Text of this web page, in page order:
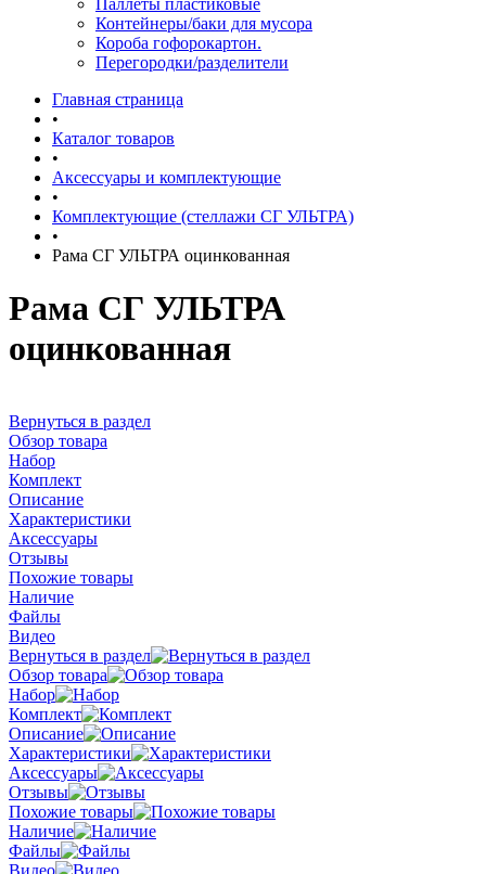
Паллеты пластиковые
Контейнеры/баки для мусора
Короба гофорокартон.
Перегородки/разделители
Главная страница
•
Каталог товаров
•
Аксессуары и комплектующие
•
Комплектующие (стеллажи СГ УЛЬТРА)
•
Рама СГ УЛЬТРА оцинкованная
Рама СГ УЛЬТРА
оцинкованная
Вернуться в раздел
Обзор товара
Набор
Комплект
Описание
Характеристики
Аксессуары
Отзывы
Похожие товары
Наличие
Файлы
Видео
Вернуться в раздел
Обзор товара
Набор
Комплект
Описание
Характеристики
Аксессуары
Отзывы
Похожие товары
Наличие
Файлы
Видео